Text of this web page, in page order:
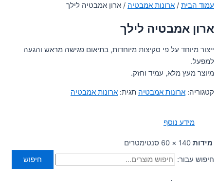
עמוד הבית / ארונות אמבטיה / ארון אמבטיה לילך
ארון אמבטיה לילך
ייצור מיוחד על פי סקיצות מיוחדות, בתיאום פגישה מראש והגעה
למפעל.
מיוצר מעץ מלא, עמיד וחזק.
קטגוריה: ארונות אמבטיה תגית: ארונות אמבטיה
מידע נוסף
מידות 140 × 60 סנטימטרים
חיפוש עבור:
חיפוש